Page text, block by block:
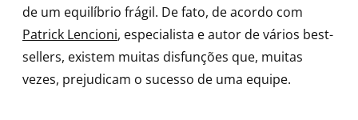
de um equilíbrio frágil. De fato, de acordo com
Patrick Lencioni, especialista e autor de vários best-
sellers, existem muitas disfunções que, muitas
vezes, prejudicam o sucesso de uma equipe.